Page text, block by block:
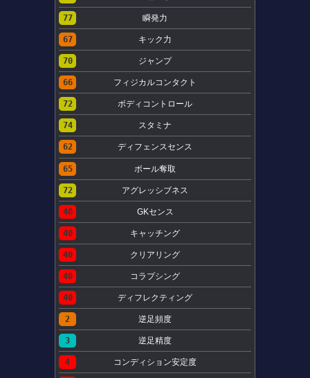
77 瞬発力
67 キック力
70 ジャンプ
66 フィジカルコンタクト
72 ボディコントロール
74 スタミナ
62 ディフェンスセンス
65 ボール奪取
72 アグレッシブネス
40 GKセンス
40 キャッチング
40 クリアリング
40 コラプシング
40 ディフレクティング
2 逆足頻度
3 逆足精度
4 コンディション安定度